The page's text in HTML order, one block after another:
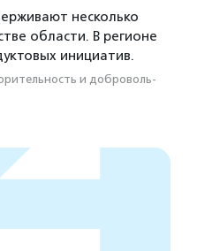
несколько
области. В регионе
инициатив.
и доброволь­